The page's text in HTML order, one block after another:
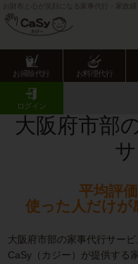
お財布と心が笑顔になる家事代行・家政婦
お掃除代行 お料理代行
ログイン
CaSy TOP
大阪府市部
平均評価
使った人だけが
大阪府市部の家事代行サー
CaSy（カジー）が提供する